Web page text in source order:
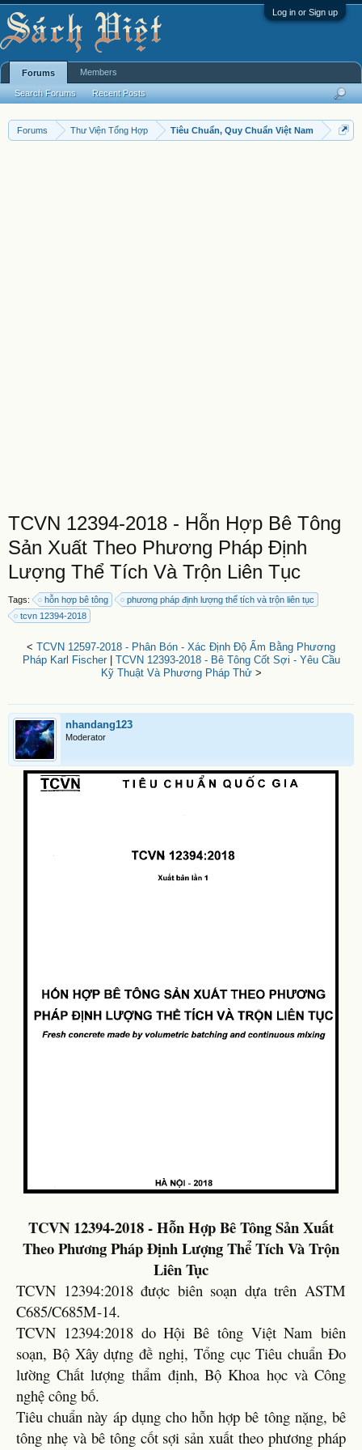
Log in or Sign up
Forums Thư Viện Tổng Hợp Tiêu Chuẩn, Quy Chuẩn Việt Nam
TCVN 12394-2018 - Hỗn Hợp Bê Tông
Sản Xuất Theo Phương Pháp Định
Lượng Thể Tích Và Trộn Liên Tục
Tags: hỗn hợp bê tông
phương pháp định lượng thể tích và trộn liên tục
tcvn 12394-2018
< TCVN 12597-2018 - Phân Bón - Xác Định Độ Ẩm Bằng Phương
Pháp Karl Fischer| TCVN 12393-2018 - Bê Tông Cốt Sợi - Yêu Cầu
Kỹ Thuật Và Phương Pháp Thử>
nhandang123
Moderator
TCVN 12394-2018 - Hỗn Hợp Bê Tông Sản Xuất
Theo Phương Pháp Định Lượng Thể Tích Và Trộn
Liên Tục
TCVN 12394:2018 được biên soạn dựa trên ASTM
C685/C685M-14.
TCVN 12394:2018 do Hội Bê tông Việt Nam biên
soạn, Bộ Xây dựng đề nghị, Tổng cục Tiêu chuẩn Đo
lường Chất lượng thẩm định, Bộ Khoa học và Công
nghệ công bố.
Tiêu chuẩn này áp dụng cho hỗn hợp bê tông nặng, bê
tông nhẹ và bê tông cốt sợi sản xuất theo phương pháp
Forums
Search Forums Recent Posts
Members